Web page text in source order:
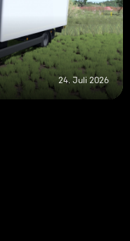
24. Juli 2026